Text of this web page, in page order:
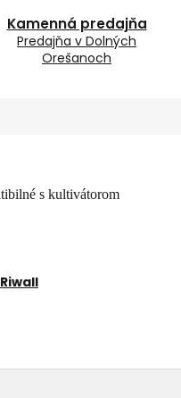
Kamenná predajňa
Predajňa v Dolných
Orešanoch
s kultivátorom